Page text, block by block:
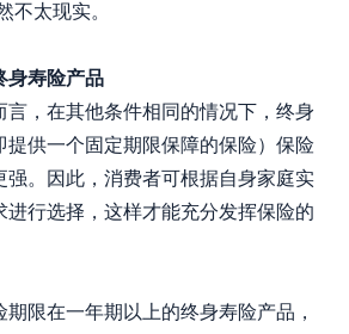
不太现实。
身寿险产品
言，在其他条件相同的情况下，终身
提供一个固定期限保障的保险）保险
强。因此，消费者可根据自身家庭实
进行选择，这样才能充分发挥保险的
期限在一年期以上的终身寿险产品，